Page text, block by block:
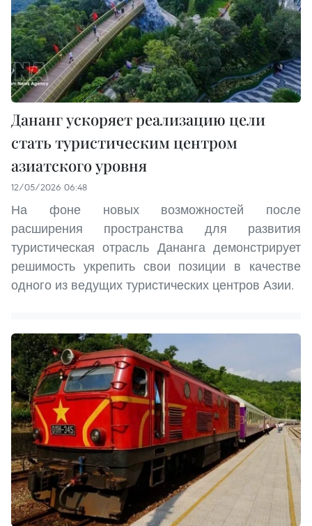
Дананг ускоряет реализацию цели
стать туристическим центром
азиатского уровня
12/05/2026 06:48
На фоне новых возможностей после
расширения пространства для развития
туристическая отрасль Дананга демонстрирует
решимость укрепить свои позиции в качестве
одного из ведущих туристических центров Азии.